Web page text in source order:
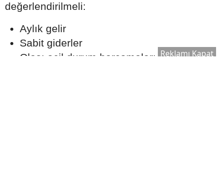
değerlendirilmeli:
Aylık gelir
Sabit giderler
Olası acil durum harcamaları Reklamı Kapat